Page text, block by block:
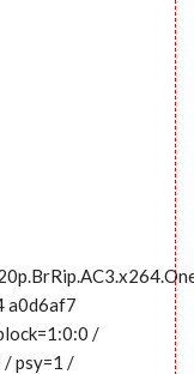
a0d6af7
/
/ psy=1 /